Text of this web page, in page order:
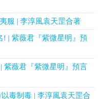
服 | 李淳風袁天罡合著
! | 紫薇君『紫微星明』預
紫薇君『紫微星明』預言
毒制毒 | 李淳風袁天罡合